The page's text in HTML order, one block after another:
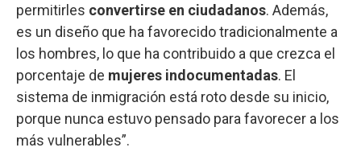
permitirles convertirse en ciudadanos. Además,
es un diseño que ha favorecido tradicionalmente a
los hombres, lo que ha contribuido a que crezca el
porcentaje de mujeres indocumentadas. El
sistema de inmigración está roto desde su inicio,
porque nunca estuvo pensado para favorecer a los
más vulnerables”.